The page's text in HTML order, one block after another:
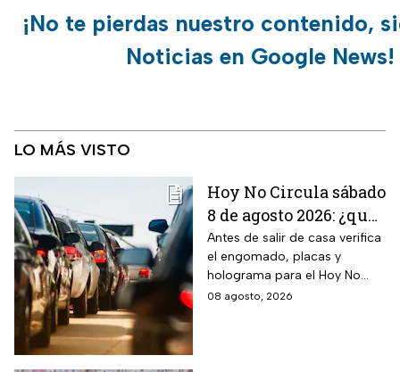
¡No te pierdas nuestro contenido,
Noticias en Google News!
LO MÁS VISTO
Hoy No Circula sábado
8 de agosto 2026: ¿qué
autos no circulan en
CDMX y Edomex?
Antes de salir de casa verifica
el engomado, placas y
holograma para el Hoy No
Circula de este sábado
08 agosto, 2026